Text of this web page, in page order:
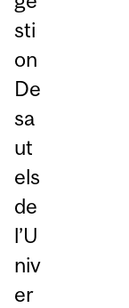
sti
on
De
sa
ut
els
de
l’U
niv
er